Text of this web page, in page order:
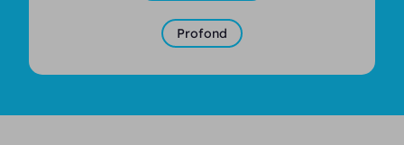
Profond